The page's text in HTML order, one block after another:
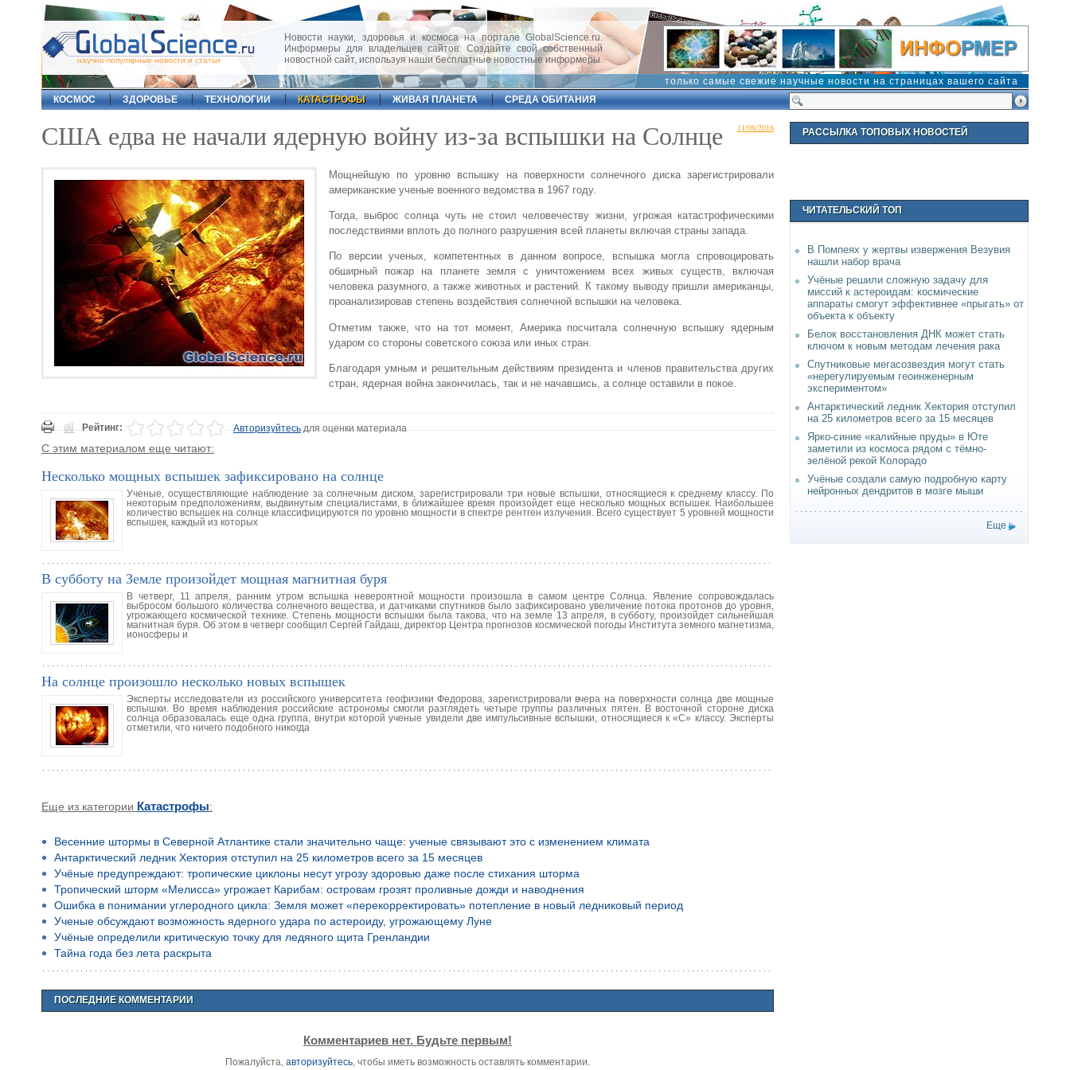
научно-популярные новости и статьи
Новости науки, здоровья и космоса на портале GlobalScience.ru.
Информеры для владельцев сайтов. Создайте свой собственный
новостной сайт, используя наши бесплатные новостные информеры.
только самые свежие научные новости на страницах вашего сайта
КОСМОС
ЗДОРОВЬЕ ТЕХНОЛОГИИ КАТАСТРОФЫ ЖИВАЯ ПЛАНЕТА СРЕДА ОБИТАНИЯ
11/08/2016
США едва не начали ядерную войну из-за вспышки на Солнце
Мощнейшую по уровню вспышку на поверхности солнечного диска зарегистрировали
американские ученые военного ведомства в 1967 году.
Тогда, выброс солнца чуть не стоил человечеству жизни, угрожая катастрофическими
последствиями вплоть до полного разрушения всей планеты включая страны запада.
По версии ученых, компетентных в данном вопросе, вспышка могла спровоцировать
обширный пожар на планете земля с уничтожением всех живых существ, включая
человека разумного, а также животных и растений. К такому выводу пришли американцы,
проанализировав степень воздействия солнечной вспышки на человека.
Отметим также, что на тот момент, Америка посчитала солнечную вспышку ядерным
ударом со стороны советского союза или иных стран.
Благодаря умным и решительным действиям президента и членов правительства других
стран, ядерная война закончилась, так и не начавшись, а солнце оставили в покое.
Рейтинг: Авторизуйтесьдля оценки материала
С этим материалом еще читают:
Несколько мощных вспышек зафиксировано на солнце
Ученые, осуществляющие наблюдение за солнечным диском, зарегистрировали три новые вспышки, относящиеся к среднему классу. По
некоторым предположениям, выдвинутым специалистами, в ближайшее время произойдет еще несколько мощных вспышек. Наибольшее
количество вспышек на солнце классифицируются по уровню мощности в спектре рентген излучения. Всего существует 5 уровней мощности
вспышек, каждый из которых
В субботу на Земле произойдет мощная магнитная буря
В четверг, 11 апреля, ранним утром вспышка невероятной мощности произошла в самом центре Солнца. Явление сопровождалась
выбросом большого количества солнечного вещества, и датчиками спутников было зафиксировано увеличение потока протонов до уровня,
угрожающего космической технике. Степень мощности вспышки была такова, что на земле 13 апреля, в субботу, произойдет сильнейшая
магнитная буря. Об этом в четверг сообщил Сергей Гайдаш, директор Центра прогнозов космической погоды Института земного магнетизма,
ионосферы и
На солнце произошло несколько новых вспышек
Эксперты исследователи из российского университета геофизики Федорова, зарегистрировали вчера на поверхности солнца две мощные
вспышки. Во время наблюдения российские астрономы смогли разглядеть четыре группы различных пятен. В восточной стороне диска
солнца образовалась еще одна группа, внутри которой ученые увидели две импульсивные вспышки, относящиеся к «С» классу. Эксперты
отметили, что ничего подобного никогда
Еще из категории Катастрофы:
Весенние штормы в Северной Атлантике стали значительно чаще: ученые связывают это с изменением климата
Антарктический ледник Хектория отступил на 25 километров всего за 15 месяцев
Учёные предупреждают: тропические циклоны несут угрозу здоровью даже после стихания шторма
Тропический шторм «Мелисса» угрожает Карибам: островам грозят проливные дожди и наводнения
Ошибка в понимании углеродного цикла: Земля может «перекорректировать» потепление в новый ледниковый период
Ученые обсуждают возможность ядерного удара по астероиду, угрожающему Луне
Учёные определили критическую точку для ледяного щита Гренландии
Тайна года без лета раскрыта
ПОСЛЕДНИЕ КОММЕНТАРИИ
Комментариев нет. Будьте первым!
Пожалуйста, авторизуйтесь, чтобы иметь возможность оставлять комментарии.
РАССЫЛКА ТОПОВЫХ НОВОСТЕЙ
ЧИТАТЕЛЬСКИЙ ТОП
В Помпеях у жертвы извержения Везувия
нашли набор врача
Учёные решили сложную задачу для
миссий к астероидам: космические
аппараты смогут эффективнее «прыгать» от
объекта к объекту
Белок восстановления ДНК может стать
ключом к новым методам лечения рака
Спутниковые мегасозвездия могут стать
«нерегулируемым геоинженерным
экспериментом»
Антарктический ледник Хектория отступил
на 25 километров всего за 15 месяцев
Ярко-синие «калийные пруды» в Юте
заметили из космоса рядом с тёмно-
зелёной рекой Колорадо
Учёные создали самую подробную карту
нейронных дендритов в мозге мыши
Еще